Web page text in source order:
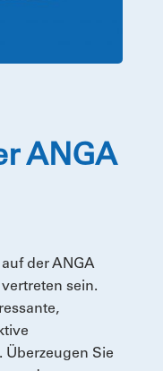
ANGA
der ANGA
sein.
Überzeugen Sie